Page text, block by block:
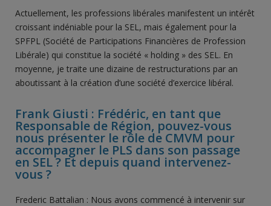
Actuellement, les professions libérales manifestent un intérêt
croissant indéniable pour la SEL, mais également pour la
SPFPL (Société de Participations Financières de Profession
Libérale) qui constitue la société « holding » des SEL. En
moyenne, je traite une dizaine de restructurations par an
aboutissant à la création d’une société d’exercice libéral.
Frank Giusti : Frédéric, en tant que
Responsable de Région, pouvez-vous
nous présenter le rôle de CMVM pour
accompagner le PLS dans son passage
en SEL ? Et depuis quand intervenez-
vous ?
Frederic Battalian : Nous avons commencé à intervenir sur